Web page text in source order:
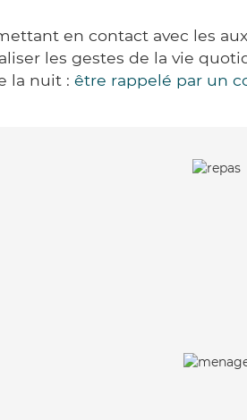
en contact avec les
les gestes de la vie
la nuit : être rappelé par un